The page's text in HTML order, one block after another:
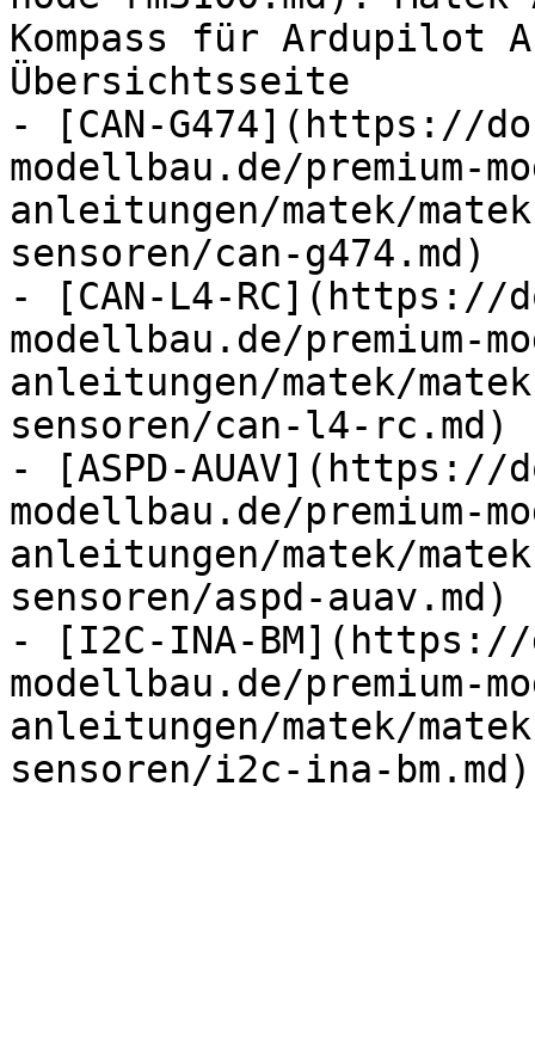
Kompass für Ardupilot
Übersichtsseite
- [CAN-G474](https://
modellbau.de/premium-
anleitungen/matek/
sensoren/can-g474.md)
- [CAN-L4-RC](https://
modellbau.de/premium-
anleitungen/matek/
sensoren/can-l4-rc.md)
- [ASPD-AUAV](https://
modellbau.de/premium-
anleitungen/matek/
sensoren/aspd-auav.md)
- [I2C-INA-BM](https://
modellbau.de/premium-
anleitungen/matek/